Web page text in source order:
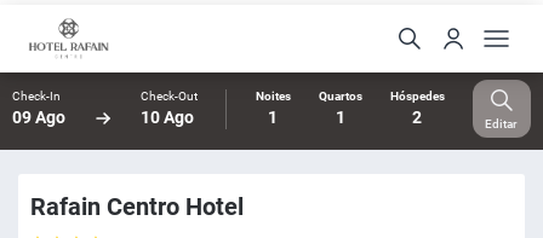
Check-In
09 Ago
Check-Out
10 Ago
Noites
1
Quartos
1
Hóspedes
2 Editar
Rafain Centro Hotel